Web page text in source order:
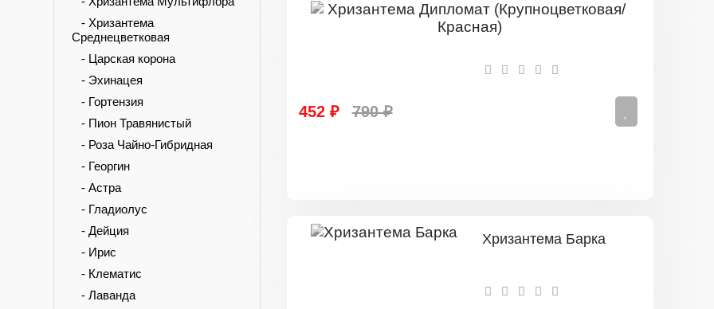
- Хризантема
Среднецветковая
- Царская корона
- Эхинацея
- Гортензия
- Пион Травянистый
- Роза Чайно-Гибридная
- Георгин
- Астра
- Гладиолус
- Дейция
- Ирис
- Клематис
- Лаванда
452 ₽ 790 ₽
Хризантема Барка